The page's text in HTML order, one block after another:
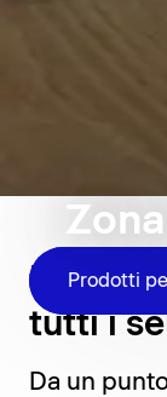
Prodotti
tutti i
Da un